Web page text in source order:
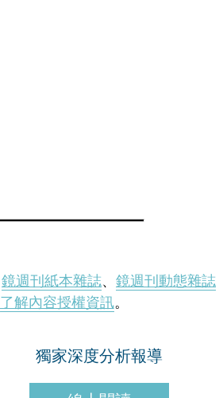
鏡週刊紙本雜誌、 鏡週刊動態雜誌
了解內容授權資訊。
獨家深度分析報導